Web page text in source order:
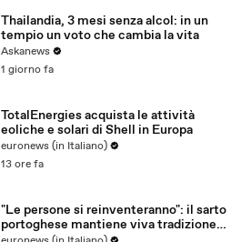
Thailandia, 3 mesi senza alcol: in un
tempio un voto che cambia la vita
Askanews
1 giorno fa
TotalEnergies acquista le attività
eoliche e solari di Shell in Europa
euronews (in Italiano)
13 ore fa
"Le persone si reinventeranno": il sarto
portoghese mantiene viva tradizione